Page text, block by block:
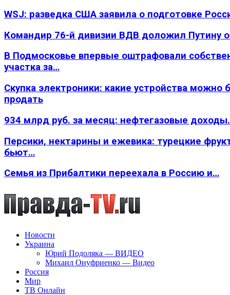
WSJ: разведка США заявила о подготовке
Командир 76-й дивизии ВДВ доложил Путину
В Подмосковье впервые оштрафовали
участка за…
Скупка электроники: какие устройства можно
продать
934 млрд руб. за месяц: нефтегазовые
Персики, нектарины и ежевика: турецкие
бьют…
Семья из Прибалтики переехала в Россию и…
Новости
Украина
Юрий Подоляка — ВИДЕО
Михаил Онуфриенко — Видео
Россия
Мир
ТВ Онлайн